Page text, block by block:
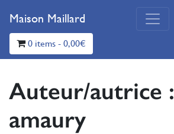
Maison Maillard
0 items - 0,00€
Auteur/autrice :
amaury